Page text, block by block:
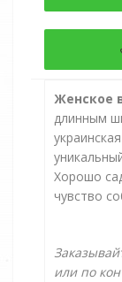
Женское
длинным
Хорошо
чувство
или по